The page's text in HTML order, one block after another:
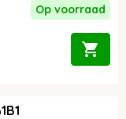
Op voorraad